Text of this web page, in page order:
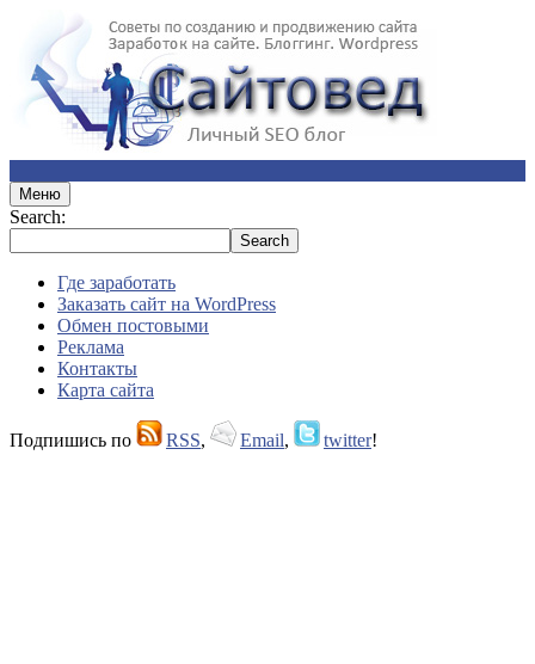
Меню
Search:
Где заработать
Заказать сайт на WordPress
Обмен постовыми
Реклама
Контакты
Карта сайта
Подпишись по RSS, Email, twitter!